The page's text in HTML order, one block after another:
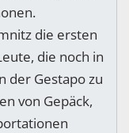
die ersten
die noch in
der Gestapo zu
von Gepäck,